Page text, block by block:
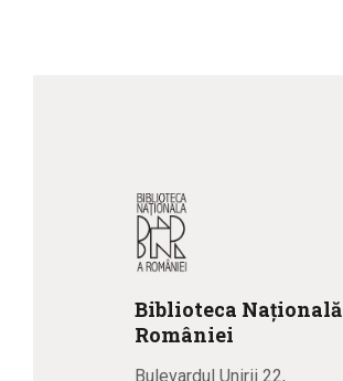
Biblioteca Națională
României
Bulevardul Unirii 22,